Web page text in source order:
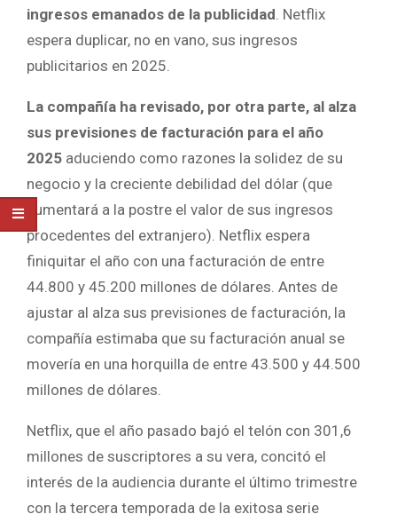
ingresos emanados de la publicidad . Netflix
espera duplicar, no en vano, sus ingresos
publicitarios en 2025.
La compañía ha revisado, por otra parte, al alza
sus previsiones de facturación para el año
2025 aduciendo como razones la solidez de su
negocio y la creciente debilidad del dólar (que
aumentará a la postre el valor de sus ingresos
procedentes del extranjero). Netflix espera
finiquitar el año con una facturación de entre
44.800 y 45.200 millones de dólares. Antes de
ajustar al alza sus previsiones de facturación, la
compañía estimaba que su facturación anual se
movería en una horquilla de entre 43.500 y 44.500
millones de dólares.
Netflix, que el año pasado bajó el telón con 301,6
millones de suscriptores a su vera, concitó el
interés de la audiencia durante el último trimestre
con la tercera temporada de la exitosa serie